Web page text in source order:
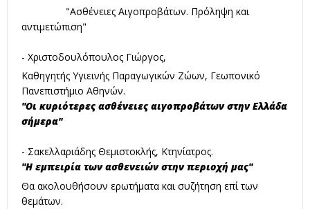
"Ασθένειες Αιγοπροβάτων. Πρόληψη και
αντιμετώπιση"
- Χριστοδουλόπουλος Γιώργος,
Καθηγητής Υγιεινής Παραγωγικών Ζώων, Γεωπονικό
Πανεπιστήμιο Αθηνών.
"Οι κυριότερες ασθένειες αιγοπροβάτων στην Ελλάδα
σήμερα"
- Σακελλαριάδης Θεμιστοκλής, Κτηνίατρος.
"Η εμπειρία των ασθενειών στην περιοχή μας"
Θα ακολουθήσουν ερωτήματα και συζήτηση επί των
θεμάτων.